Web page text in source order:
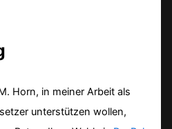
Horn, in meiner Arbeit als
unterstützen wollen,